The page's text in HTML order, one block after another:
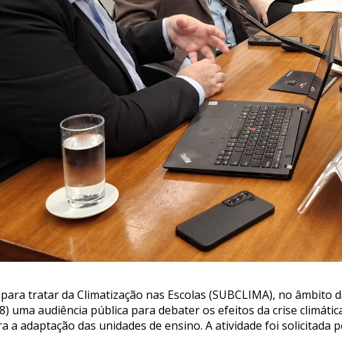
tratar da Climatização nas Escolas (SUBCLIMA), no âmbito
uma audiência pública para debater os efeitos da crise
a adaptação das unidades de ensino. A atividade foi solicitada